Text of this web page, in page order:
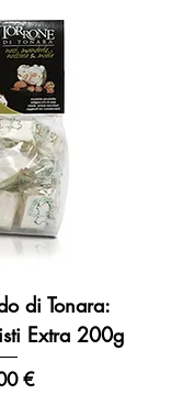
di Tonara:
Extra 200g
€